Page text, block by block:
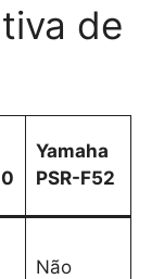
de
Yamaha
PSR-F52
Não